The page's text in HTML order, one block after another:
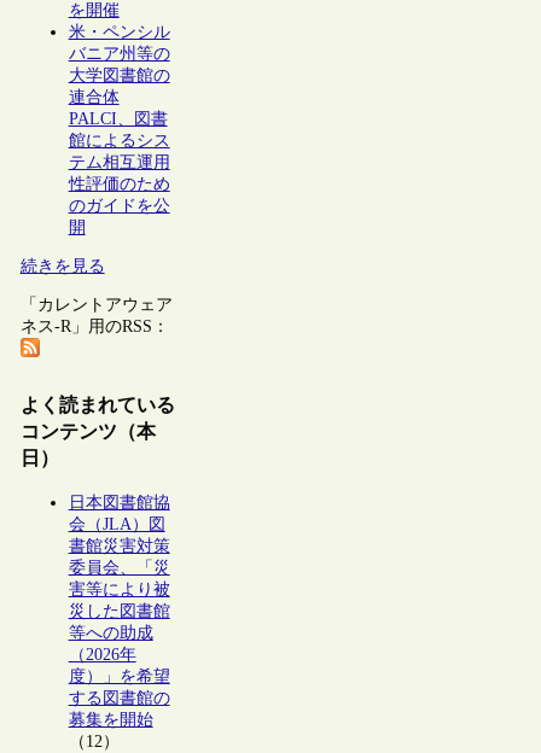
を開催
米・ペンシル
バニア州等の
大学図書館の
連合体
PALCI、図書
館によるシス
テム相互運用
性評価のため
のガイドを公
開
続きを見る
「カレントアウェア
ネス-R」用のRSS：
よく読まれている
コンテンツ（本
日）
日本図書館協
会（JLA）図
書館災害対策
委員会、「災
害等により被
災した図書館
等への助成
（2026年
度）」を希望
する図書館の
募集を開始
（12）